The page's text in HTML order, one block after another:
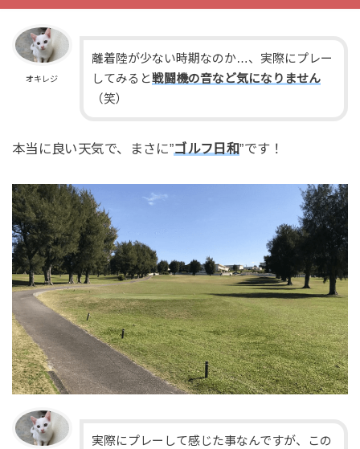
オキレジ
離着陸が少ない時期なのか…、実際にプレー
してみると戦闘機の音など気になりません
（笑）
本当に良い天気で、まさに”ゴルフ日和”です！
実際にプレーして感じた事なんですが、この